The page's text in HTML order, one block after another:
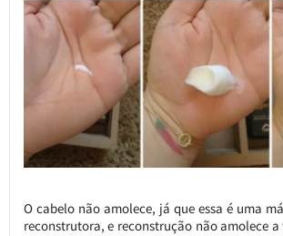
O cabelo não amolece, já que essa é uma
reconstrutora, e reconstrução não amolece